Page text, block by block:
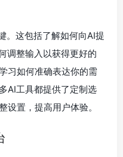
。这包括了解如何向AI提
调整输入以获得更好的
习如何准确表达你的需
AI工具都提供了定制选
设置，提高用户体验。